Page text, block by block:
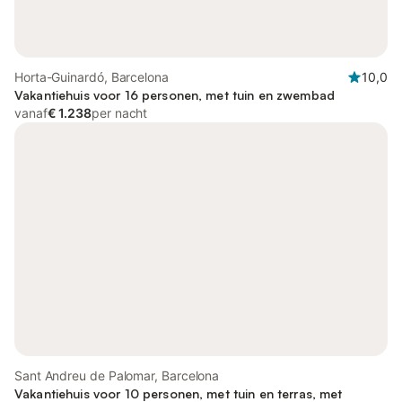
Horta-Guinardó, Barcelona
10,0
Vakantiehuis voor 16 personen, met tuin en zwembad
vanaf€ 1.238per nacht
Sant Andreu de Palomar, Barcelona
Vakantiehuis voor 10 personen, met tuin en terras, met